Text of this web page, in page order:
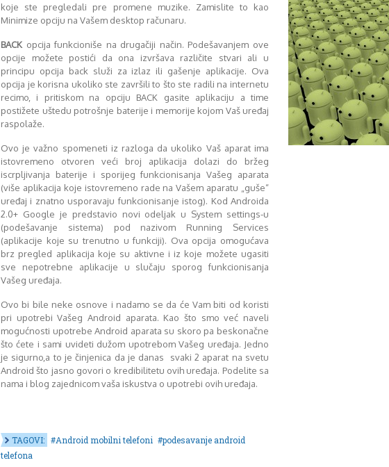
koje ste pregledali pre promene muzike. Zamislite to kao
Minimize opciju na Vašem desktop računaru.
BACK opcija funkcioniše na drugačiji način. Podešavanjem ove
opcije možete postići da ona izvršava različite stvari ali u
principu opcija back služi za izlaz ili gašenje aplikacije. Ova
opcija je korisna ukoliko ste završili to što ste radili na internetu
recimo, i pritiskom na opciju BACK gasite aplikaciju a time
postižete uštedu potrošnje baterije i memorije kojom Vaš uređaj
raspolaže.
Ovo je važno spomeneti iz razloga da ukoliko Vaš aparat ima
istovremeno otvoren veći broj aplikacija dolazi do bržeg
iscrpljivanja baterije i sporijeg funkcionisanja Vašeg aparata
(više aplikacija koje istovremeno rade na Vašem aparatu „guše“
uređaj i znatno usporavaju funkcionisanje istog). Kod Androida
2.0+ Google je predstavio novi odeljak u System settings-u
(podešavanje sistema) pod nazivom Running Services
(aplikacije koje su trenutno u funkciji). Ova opcija omogućava
brz pregled aplikacija koje su aktivne i iz koje možete ugasiti
sve nepotrebne aplikacije u slučaju sporog funkcionisanja
Vašeg uređaja.
Ovo bi bile neke osnove i nadamo se da će Vam biti od koristi
pri upotrebi Vašeg Android aparata. Kao što smo već naveli
mogućnosti upotrebe Android aparata su skoro pa beskonačne
što ćete i sami uvideti dužom upotrebom Vašeg uređaja. Jedno
je sigurno,a to je činjenica da je danas svaki 2 aparat na svetu
Android što jasno govori o kredibilitetu ovih uređaja. Podelite sa
nama i blog zajednicom vaša iskustva o upotrebi ovih uređaja.
TAGOVI: Android mobilni telefoni
podesavanje android
telefona